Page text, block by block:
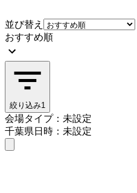
並び替え
おすすめ順
絞り込み1
会場タイプ：未設定
千葉県日時：未設定